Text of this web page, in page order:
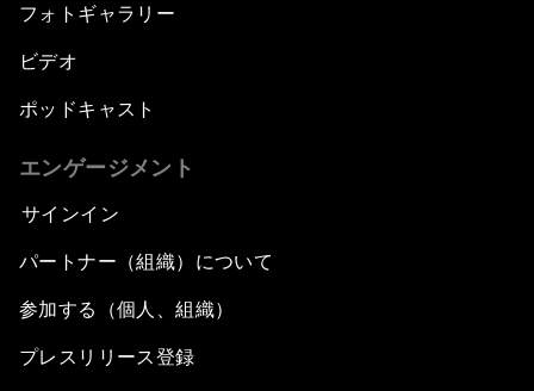
フォトギャラリー
ビデオ
ポッドキャスト
エンゲージメント
サインイン
パートナー（組織）について
参加する（個人、組織）
プレスリリース登録